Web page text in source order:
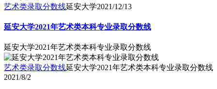
艺术类录取分数线延安大学2021/12/13
延安大学2021年艺术类本科专业录取分数线
延安大学2021年艺术类本科专业录取分数线
艺术类录取分数线延安大学2021年艺术类本科专业录取分数线
2021/8/2